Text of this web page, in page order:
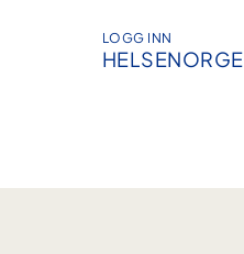
LOGG INN
HELSENORGE